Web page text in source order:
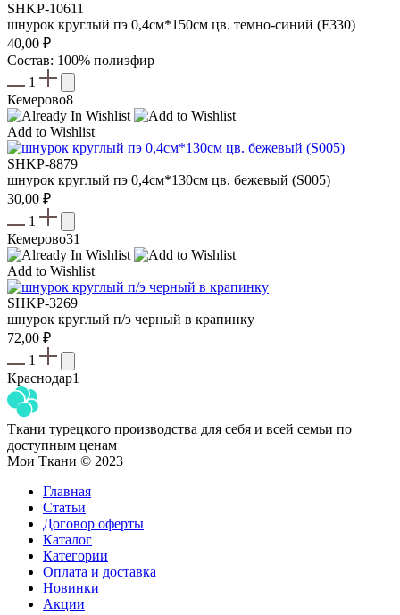
SHKP-10611
шнурок круглый пэ 0,4см*150см цв. темно-синий (F330)
40,00 ₽
Состав: 100% полиэфир
1
Кемерово8
Add to Wishlist
SHKP-8879
шнурок круглый пэ 0,4см*130см цв. бежевый (S005)
30,00 ₽
1
Кемерово31
Add to Wishlist
SHKP-3269
шнурок круглый п/э черный в крапинку
72,00 ₽
1
Краснодар1
Ткани турецкого производства для себя и всей семьи по
доступным ценам
Мои Ткани © 2023
Главная
Статьи
Договор оферты
Каталог
Категории
Оплата и доставка
Новинки
Акции